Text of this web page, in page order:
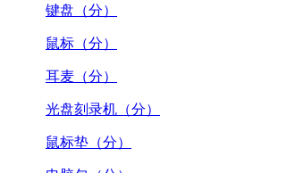
键盘（分）
鼠标（分）
耳麦（分）
光盘刻录机（分）
鼠标垫（分）